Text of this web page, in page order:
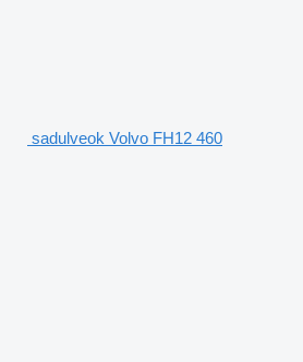
sadulveok Volvo FH12 460